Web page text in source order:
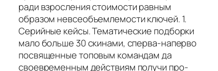
ради взросления стоимости равным
образом невсеобъемлемости ключей. 1.
Серийные кейсы. Тематические подборки
мало больше 30 скинами, сперва-наперво
посвященные топовым командам да
своевременным действиям получи про-